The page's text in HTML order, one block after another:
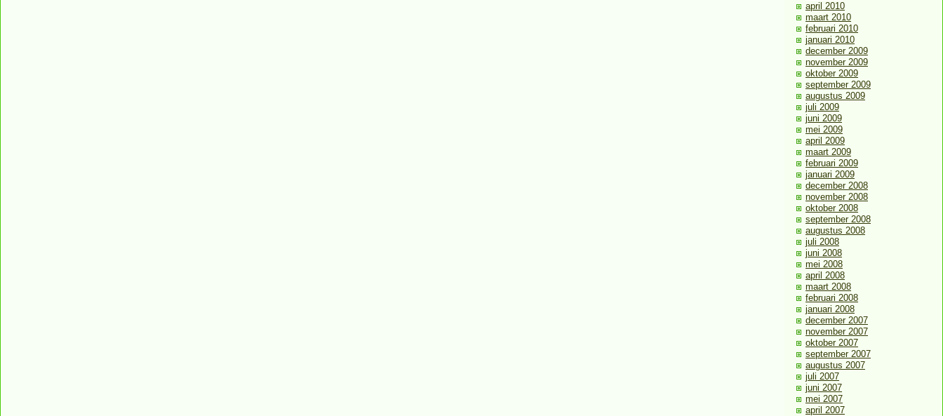
april 2010
maart 2010
februari 2010
januari 2010
december 2009
november 2009
oktober 2009
september 2009
augustus 2009
juli 2009
juni 2009
mei 2009
april 2009
maart 2009
februari 2009
januari 2009
december 2008
november 2008
oktober 2008
september 2008
augustus 2008
juli 2008
juni 2008
mei 2008
april 2008
maart 2008
februari 2008
januari 2008
december 2007
november 2007
oktober 2007
september 2007
augustus 2007
juli 2007
juni 2007
mei 2007
april 2007